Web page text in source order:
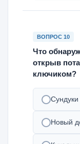
ВОПРОС 10
Что
открыв
ключиком?
Сундуки
Новый